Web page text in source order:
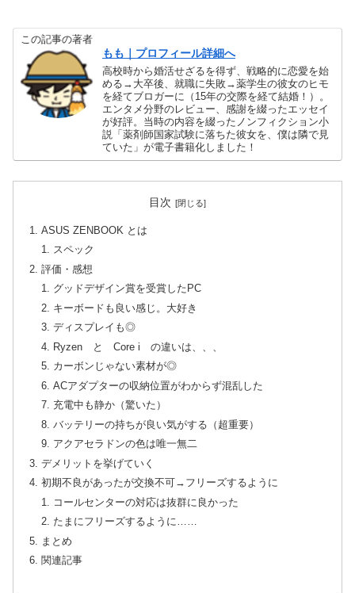
この記事の著者
もも｜プロフィール詳細へ
高校時から婚活せざるを得ず、戦略的に恋愛を始
める→大卒後、就職に失敗→薬学生の彼女のヒモ
を経てブロガーに（15年の交際を経て結婚！）。
エンタメ分野のレビュー、感謝を綴ったエッセイ
が好評。当時の内容を綴ったノンフィクション小
説「薬剤師国家試験に落ちた彼女を、僕は隣で見
ていた」が電子書籍化しました！
目次
ASUS ZENBOOK とは
スペック
評価・感想
グッドデザイン賞を受賞したPC
キーボードも良い感じ。大好き
ディスプレイも◎
Ryzen と Core i の違いは、、、
カーボンじゃない素材が◎
ACアダプターの収納位置がわからず混乱した
充電中も静か（驚いた）
バッテリーの持ちが良い気がする（超重要）
アクアセラドンの色は唯一無二
デメリットを挙げていく
初期不良があったが交換不可→フリーズするように
コールセンターの対応は抜群に良かった
たまにフリーズするように……
まとめ
関連記事